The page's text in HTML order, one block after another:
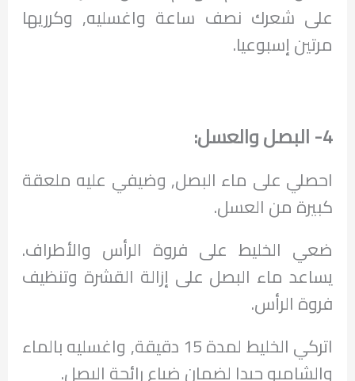
على شعرك نصف ساعة واغسليه, وكرريها
مرتين إسبوعيا.
4- البصل والعسل:
احصلي على ماء البصل, وضيفي عليه ملعقة
كبيرة من العسل.
ضعي الخليط على فروة الرأس والأطراف.
يساعد ماء البصل على إزالة القشرة وتنظيف
فروة الرأس.
اتركي الخليط لمدة 15 دقيقة, واغسليه بالماء
والشامبو جيدا لضمان ضياع رائحة البصل.